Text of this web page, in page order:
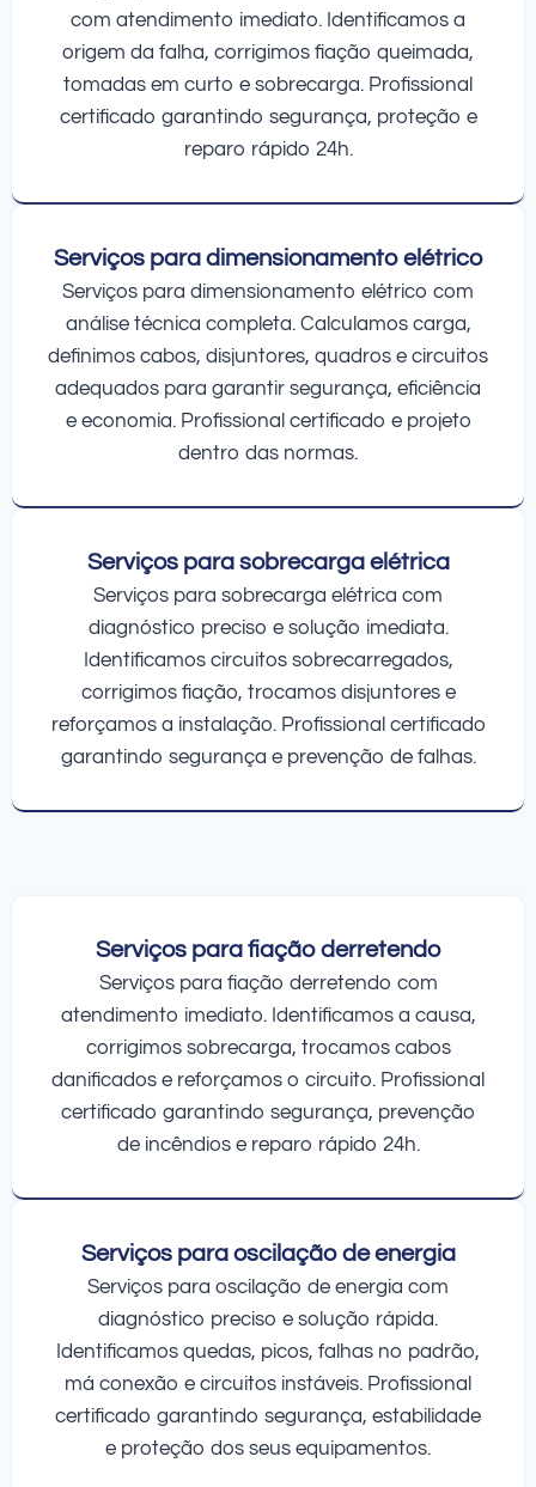
com atendimento imediato. Identificamos a
origem da falha, corrigimos fiação queimada,
tomadas em curto e sobrecarga. Profissional
certificado garantindo segurança, proteção e
reparo rápido 24h.
Serviços para dimensionamento elétrico
Serviços para dimensionamento elétrico com
análise técnica completa. Calculamos carga,
definimos cabos, disjuntores, quadros e circuitos
adequados para garantir segurança, eficiência
e economia. Profissional certificado e projeto
dentro das normas.
Serviços para sobrecarga elétrica
Serviços para sobrecarga elétrica com
diagnóstico preciso e solução imediata.
Identificamos circuitos sobrecarregados,
corrigimos fiação, trocamos disjuntores e
reforçamos a instalação. Profissional certificado
garantindo segurança e prevenção de falhas.
Serviços para fiação derretendo
Serviços para fiação derretendo com
atendimento imediato. Identificamos a causa,
corrigimos sobrecarga, trocamos cabos
danificados e reforçamos o circuito. Profissional
certificado garantindo segurança, prevenção
de incêndios e reparo rápido 24h.
Serviços para oscilação de energia
Serviços para oscilação de energia com
diagnóstico preciso e solução rápida.
Identificamos quedas, picos, falhas no padrão,
má conexão e circuitos instáveis. Profissional
certificado garantindo segurança, estabilidade
e proteção dos seus equipamentos.